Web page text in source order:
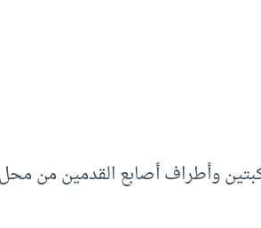
وأطراف أصابع القدمين من